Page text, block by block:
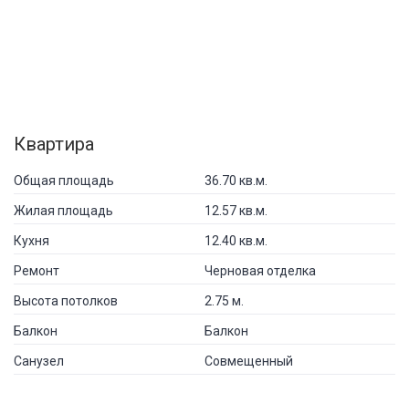
Квартира
Общая площадь 36.70 кв.м.
Жилая площадь 12.57 кв.м.
Кухня 12.40 кв.м.
Ремонт Черновая отделка
Высота потолков 2.75 м.
Балкон Балкон
Санузел Совмещенный